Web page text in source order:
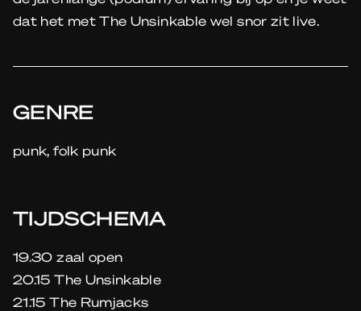
dat het met The Unsinkable wel snor zit live.
GENRE
punk, folk punk
TIJDSCHEMA
19.30 zaal open
20.15 The Unsinkable
21.15 The Rumjacks